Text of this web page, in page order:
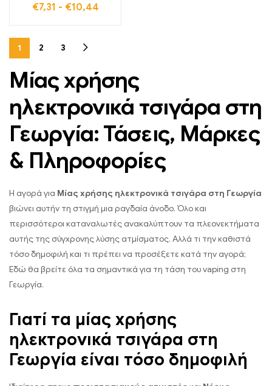
με το BANG Tick Tock
αγαπούν μια δροσερή
€7,31 - €10,44
1 2 3
Μίας χρήσης
ηλεκτρονικά τσιγάρα στη
Γεωργία: Τάσεις, Μάρκες
& Πληροφορίες
Η αγορά για Μίας χρήσης ηλεκτρονικά τσιγάρα στη Γεωργία
βιώνει αυτήν τη στιγμή μια ραγδαία άνοδο. Όλο και
περισσότεροι καταναλωτές ανακαλύπτουν τα πλεονεκτήματα
αυτής της σύγχρονης λύσης ατμίσματος. Αλλά τι την καθιστά
τόσο δημοφιλή και τι πρέπει να προσέξετε κατά την αγορά;
Εδώ θα βρείτε όλα τα σημαντικά για τη τάση του vaping στη
Γεωργία.
Γιατί τα μίας χρήσης
ηλεκτρονικά τσιγάρα στη
Γεωργία είναι τόσο δημοφιλή